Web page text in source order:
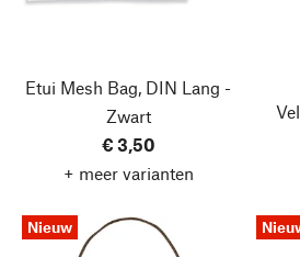
Etui Mesh Bag, DIN Lang -
Zwart
€ 3,50
+ meer varianten
Nieuw